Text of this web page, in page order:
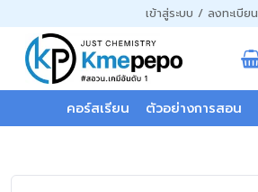
ไป
เนื้อหา
เข้าสู่ระบบ / ลงทะเบียน
คอร์สเรียน ตัวอย่างการสอน